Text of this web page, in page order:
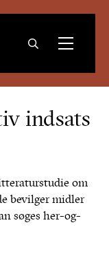
indsats
om
bevilger midler
søges her-og-